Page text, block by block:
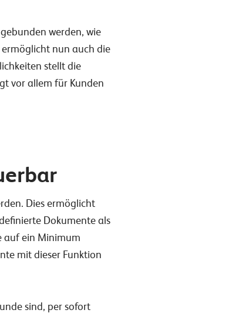
werden, wie
ermöglicht nun auch die
stellt die
vor allem für Kunden
Dies ermöglicht
Dokumente als
auf ein Minimum
mit dieser Funktion
sind, per sofort